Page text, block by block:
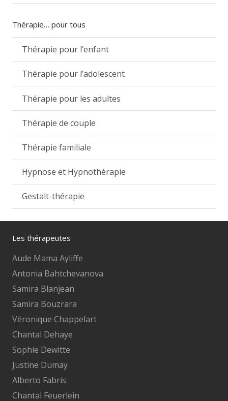
Thérapie… pour tous
Thérapie pour l’enfant
Thérapie pour l’adolescent
Thérapie pour les adultes
Thérapie de couple
Thérapie familiale
Hypnose et Hypnothérapie
Gestalt-thérapie
Les thérapeutes
Aude Mama Ayliffe
Antonia Bahtchevanova
Samira Blanjean
Samira Bouzrara
Véronique Chappelart
Chantal Dehaye
Sophie Dewitte
Justine Dumay
Alberto Fabris
Chantal Feuerlein